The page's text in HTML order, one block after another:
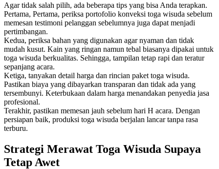
Agar tidak salah pilih, ada beberapa tips yang bisa Anda terapkan.
Pertama, Pertama, periksa portofolio konveksi toga wisuda sebelum
memesan testimoni pelanggan sebelumnya juga dapat menjadi
pertimbangan.
Kedua, periksa bahan yang digunakan agar nyaman dan tidak
mudah kusut. Kain yang ringan namun tebal biasanya dipakai untuk
toga wisuda berkualitas. Sehingga, tampilan tetap rapi dan teratur
sepanjang acara.
Ketiga, tanyakan detail harga dan rincian paket toga wisuda.
Pastikan biaya yang dibayarkan transparan dan tidak ada yang
tersembunyi. Keterbukaan dalam harga menandakan penyedia jasa
profesional.
Terakhir, pastikan memesan jauh sebelum hari H acara. Dengan
persiapan baik, produksi toga wisuda berjalan lancar tanpa rasa
terburu.
Strategi Merawat Toga Wisuda Supaya
Tetap Awet